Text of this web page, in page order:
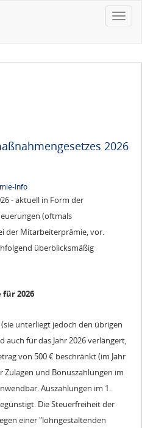
Toggle
2026
Info
- aktuell in Form der
(oftmals
der Mitarbeiterprämie, vor.
überblicksmäßig
2026
unterliegt jedoch den übrigen
für das Jahr 2026 verlängert,
von 500 € beschränkt (im Jahr
Zulagen und Bonuszahlungen im
Auszahlungen im 1.
Die Steuerfreiheit der
einer "lohngestaltenden